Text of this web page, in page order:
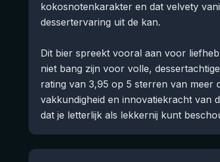
kokosnotenkarakter en dat velvety
dessertervaring uit de kan.
Dit bier spreekt vooral aan voor
niet bang zijn voor volle,
rating van 3,95 op 5 sterren van meer
vakkundigheid en innovatiekracht van
dat je letterlijk als lekkernij kunt